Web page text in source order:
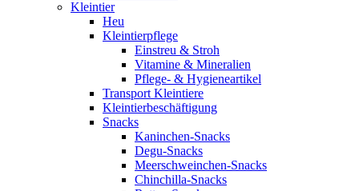
Kleintier
Heu
Kleintierpflege
Einstreu & Stroh
Vitamine & Mineralien
Pflege- & Hygieneartikel
Transport Kleintiere
Kleintierbeschäftigung
Snacks
Kaninchen-Snacks
Degu-Snacks
Meerschweinchen-Snacks
Chinchilla-Snacks